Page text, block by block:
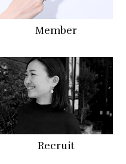
Member
Recruit